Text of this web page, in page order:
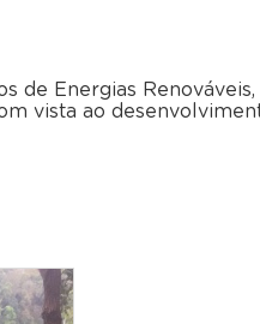
de Energias
vista ao